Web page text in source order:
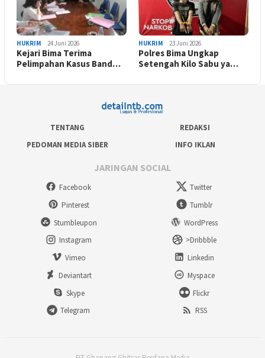
HUKRIM 24 Juni 2026
Kejari Bima Terima
Pelimpahan Kasus Band…
HUKRIM 23 Juni 2026
Polres Bima Ungkap
Setengah Kilo Sabu ya…
TENTANG
REDAKSI
PEDOMAN MEDIA SIBER
INFO IKLAN
JARINGAN SOCIAL
Facebook
Twitter
Pinterest
Tumblr
Stumbleupon
WordPress
Instagram
>Dribbble
Vimeo
Linkedin
Deviantart
Myspace
Skype
Flickr
Telegram
RSS